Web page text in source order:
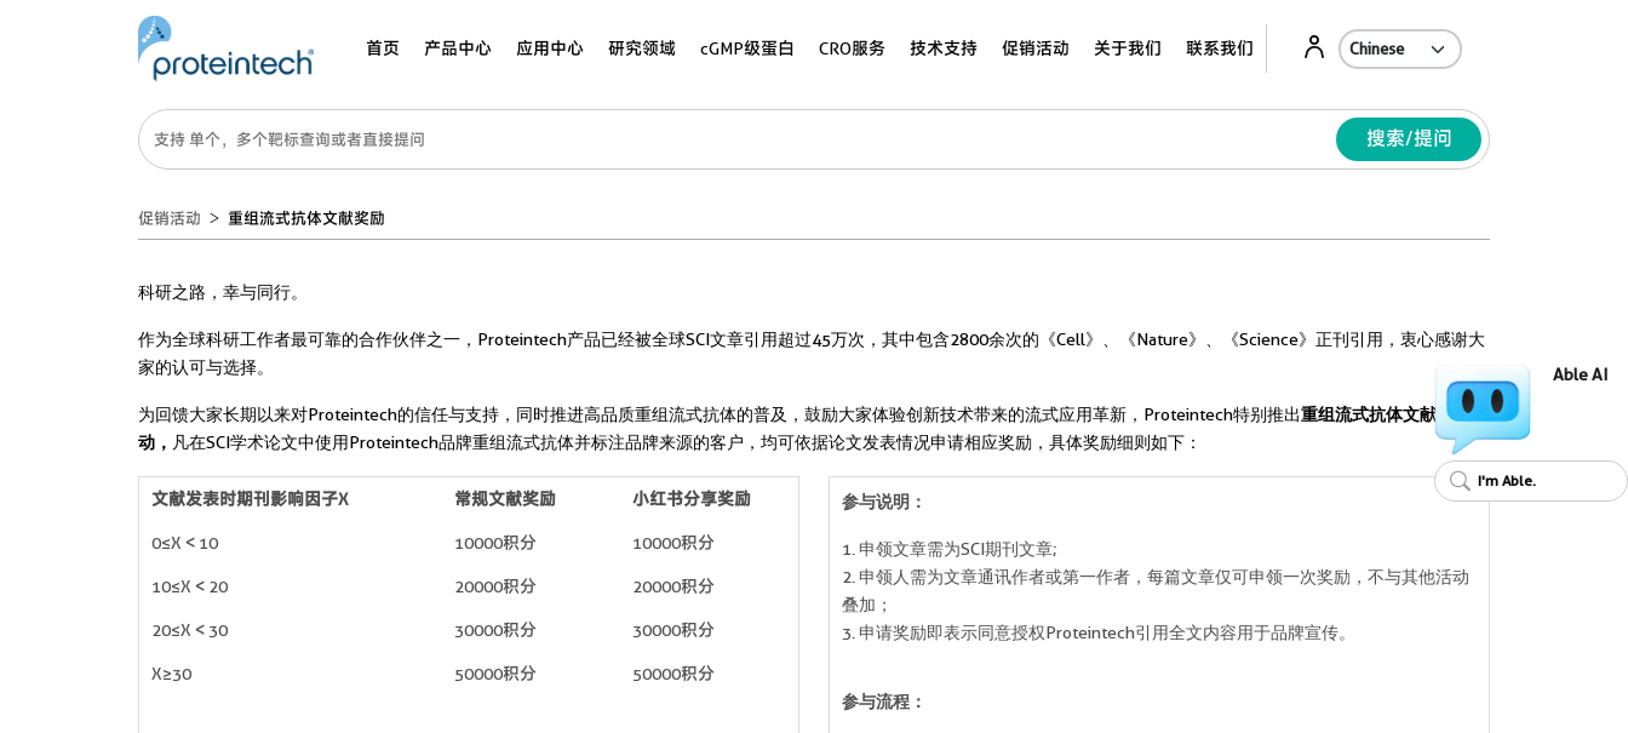
首页 产品中心 应用中心 研究领域 cGMP级蛋白 CRO服务 技术支持 促销活动 关于我们 联系我们
搜索/提问
促销活动 重组流式抗体文献奖励
科研之路，幸与同行。
作为全球科研工作者最可靠的合作伙伴之一，Proteintech产品已经被全球SCI文章引用超过45万次，其中包含2800余次的《Cell》、《Nature》、《Science》正刊引用，衷心感谢大
家的认可与选择。
为回馈大家长期以来对Proteintech的信任与支持，同时推进高品质重组流式抗体的普及，鼓励大家体验创新技术带来的流式应用革新，Proteintech特别推出重组流式抗体文献奖励活
动， 凡在SCI学术论文中使用Proteintech品牌重组流式抗体并标注品牌来源的客户，均可依据论文发表情况申请相应奖励，具体奖励细则如下：
文献发表时期刊影响因子X 常规文献奖励 小红书分享奖励
0≤X＜10 10000积分 10000积分
10≤X＜20 20000积分 20000积分
20≤X＜30 30000积分 30000积分
X≥30 50000积分 50000积分
参与说明：
1. 申领文章需为SCI期刊文章;
2. 申领人需为文章通讯作者或第一作者，每篇文章仅可申领一次奖励，不与其他活动
叠加；
3. 申请奖励即表示同意授权Proteintech引用全文内容用于品牌宣传。
参与流程：
Able AI
I'm Able.